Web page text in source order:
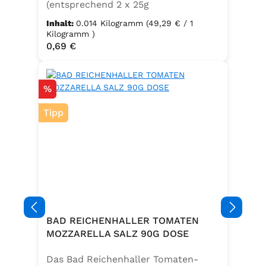
(entsprechend 2 x 25g
Frischhefe)Zutaten: Trockenbackhefe
, Emulgator E491 (Unter
Schutzatmosphäre verpackt)
Inhalt: 0.014 Kilogramm (49,29 € / 1
Kilogramm )
Regulärer Preis:
0,69 €
Rabatt
%
Tipp
BAD REICHENHALLER TOMATEN
MOZZARELLA SALZ 90G DOSE
Das Bad Reichenhaller Tomaten-